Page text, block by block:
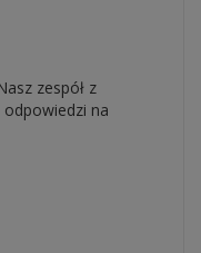
zespół z
na